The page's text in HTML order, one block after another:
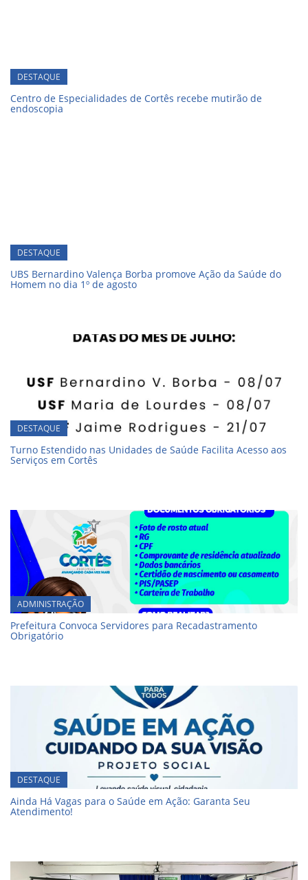
DESTAQUE
Centro de Especialidades de Cortês recebe mutirão de
endoscopia
DESTAQUE
UBS Bernardino Valença Borba promove Ação da Saúde do
Homem no dia 1º de agosto
DESTAQUE
Turno Estendido nas Unidades de Saúde Facilita Acesso aos
Serviços em Cortês
ADMINISTRAÇÃO
Prefeitura Convoca Servidores para Recadastramento
Obrigatório
DESTAQUE
Ainda Há Vagas para o Saúde em Ação: Garanta Seu
Atendimento!